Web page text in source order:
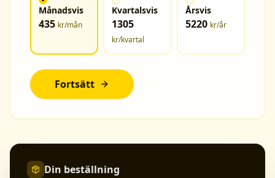
Månadsvis
435 kr/mån
Kvartalsvis
1305
kr/kvartal
Årsvis
5220 kr/år
Fortsätt
Din beställning